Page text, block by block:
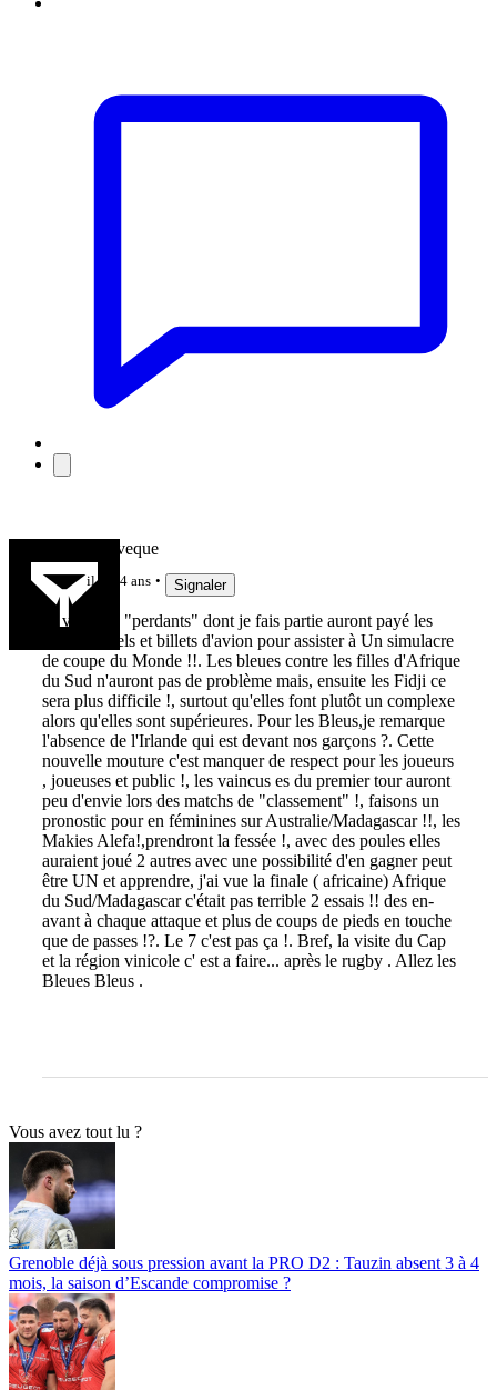
Francis Leveque
il y a 4 ans Signaler
Et voilà les "perdants" dont je fais partie auront payé les
places, hôtels et billets d'avion pour assister à Un simulacre
de coupe du Monde !!. Les bleues contre les filles d'Afrique
du Sud n'auront pas de problème mais, ensuite les Fidji ce
sera plus difficile !, surtout qu'elles font plutôt un complexe
alors qu'elles sont supérieures. Pour les Bleus,je remarque
l'absence de l'Irlande qui est devant nos garçons ?. Cette
nouvelle mouture c'est manquer de respect pour les joueurs
, joueuses et public !, les vaincus es du premier tour auront
peu d'envie lors des matchs de "classement" !, faisons un
pronostic pour en féminines sur Australie/Madagascar !!, les
Makies Alefa!,prendront la fessée !, avec des poules elles
auraient joué 2 autres avec une possibilité d'en gagner peut
être UN et apprendre, j'ai vue la finale ( africaine) Afrique
du Sud/Madagascar c'était pas terrible 2 essais !! des en-
avant à chaque attaque et plus de coups de pieds en touche
que de passes !?. Le 7 c'est pas ça !. Bref, la visite du Cap
et la région vinicole c' est a faire... après le rugby . Allez les
Bleues Bleus .
Vous avez tout lu ?
Grenoble déjà sous pression avant la PRO D2 : Tauzin absent 3 à 4
mois, la saison d’Escande compromise ?